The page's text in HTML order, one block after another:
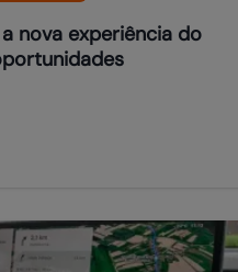
nova experiência do